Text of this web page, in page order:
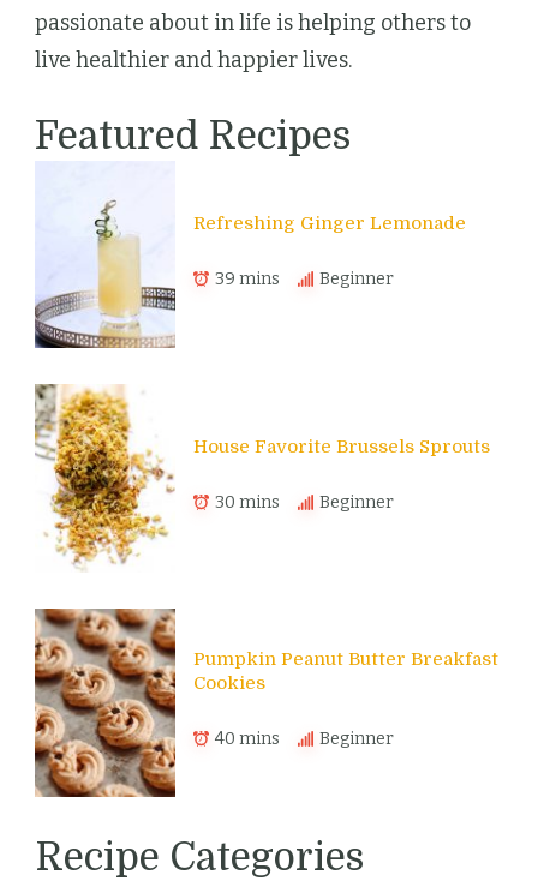
passionate about in life is helping others to
live healthier and happier lives.
Featured Recipes
Refreshing Ginger Lemonade
39 mins Beginner
House Favorite Brussels Sprouts
30 mins Beginner
Pumpkin Peanut Butter Breakfast
Cookies
40 mins Beginner
Recipe Categories